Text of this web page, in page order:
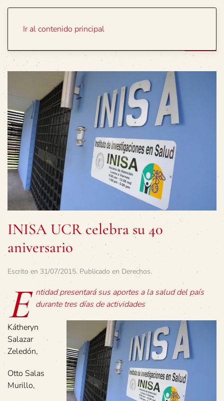
Ir al contenido principal
INISA UCR celebra su 40
aniversario
Escrito en 31/07/2015. Publicado en Derechos.
E ntidad presentará sus aportes a la salud del país
durante tres días de actividades
Kátheryn
Salazar
Zeledón,
Otto Salas
Murillo,